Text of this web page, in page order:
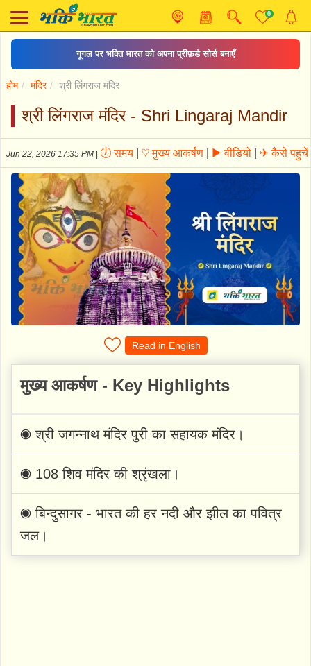
0
भजन: तुने मुझे बुलाया शेरा वालिये
होम मंदिर श्री लिंगराज मंदिर
श्री लिंगराज मंदिर - Shri Lingaraj Mandir
Jun 22, 2026 17:35 PM 🕖 समय ♡ मुख्य आकर्षण ▶ वीडियो ✈ कैसे पहुचें
Read in English
मुख्य आकर्षण - Key Highlights
◉ श्री जगन्नाथ मंदिर पुरी का सहायक मंदिर।
◉ 108 शिव मंदिर की श्रृंखला।
◉ बिन्दुसागर - भारत की हर नदी और झील का पवित्र
जल।